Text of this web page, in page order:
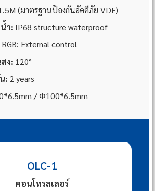
(มาตรฐานป้องกันอัคคีภัย VDE)
ำ: IP68 structure waterproof
RGB: External control
ง: 120°
: 2 years
/ Φ100*6.5mm
OLC-1
คอนโทรลเลอร์